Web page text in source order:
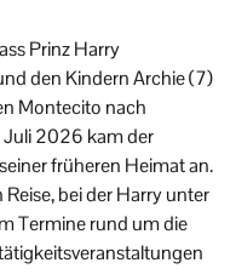
Prinz Harry
den Kindern Archie (7)
Montecito nach
Juli 2026 kam der
früheren Heimat an.
bei der Harry unter
Termine rund um die